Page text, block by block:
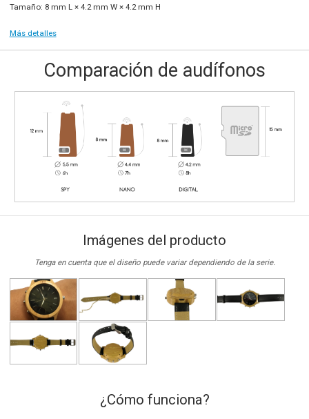
Tamaño: 8 mm L × 4.2 mm W × 4.2 mm H
Más detalles
Comparación de audífonos
Imágenes del producto
Tenga en cuenta que el diseño puede variar dependiendo de la serie.
¿Cómo funciona?